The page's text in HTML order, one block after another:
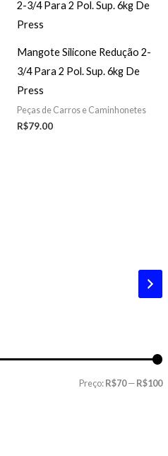
Preço:R$70—R$100
Mangote Silicone Redução 2-
3/4 Para 2 Pol. Sup. 6kg De
Press
Peças de Carros e Caminhonetes
R$79.00